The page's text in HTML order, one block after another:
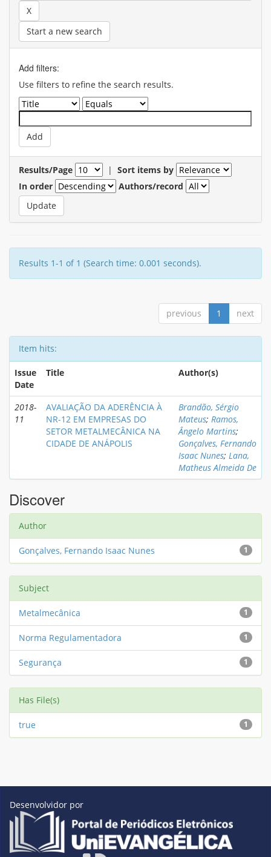
Start a new search
Add filters:
Use filters to refine the search results.
Results/Page | Sort items by
In order
Authors/record
Results 1-1 of 1 (Search time: 0.001 seconds).
previous 1 next
Item hits:
Issue
Date
Title Author(s)
2018-
11
AVALIAÇÃO DA ADERÊNCIA À
NR-12 EM EMPRESAS DO
SETOR METALMECÂNICA NA
CIDADE DE ANÁPOLIS
Brandão, Sérgio
Mateus; Ramos,
Ângelo Martins;
Gonçalves, Fernando
Isaac Nunes; Lana,
Matheus Almeida De
Discover
Author
1
Gonçalves, Fernando Isaac Nunes
Subject
1
Metalmecânica
1
Norma Regulamentadora
1
Segurança
Has File(s)
1
true
Desenvolvidor por